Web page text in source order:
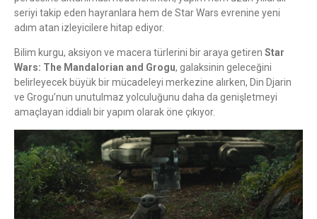
seriyi takip eden hayranlara hem de Star Wars evrenine yeni
adım atan izleyicilere hitap ediyor.
Bilim kurgu, aksiyon ve macera türlerini bir araya getiren Star
Wars: The Mandalorian and Grogu, galaksinin geleceğini
belirleyecek büyük bir mücadeleyi merkezine alırken, Din Djarin
ve Grogu’nun unutulmaz yolculuğunu daha da genişletmeyi
amaçlayan iddialı bir yapım olarak öne çıkıyor.